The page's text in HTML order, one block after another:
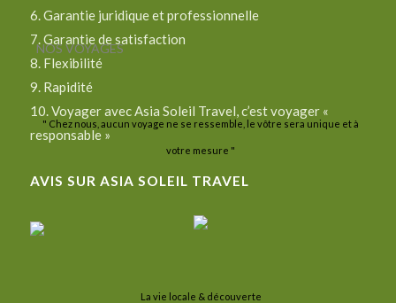
NOS VOYAGES
" Chez nous, aucun voyage ne se ressemble, le vôtre sera unique et à
votre mesure "
La vie locale & découverte
6. Garantie juridique et professionnelle
7. Garantie de satisfaction
8. Flexibilité
9. Rapidité
10. Voyager avec Asia Soleil Travel, c’est voyager «
responsable »
AVIS SUR ASIA SOLEIL TRAVEL